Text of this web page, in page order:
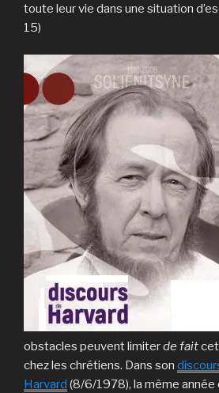
toute leur vie dans une situation
15)
obstacles peuvent limiterde fait
chez les chrétiens. Dans son
Harvard (8/6/1978), la même année